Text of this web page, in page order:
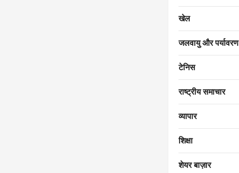
खेल
जलवायु और पर्यावरण
टेनिस
राष्ट्रीय समाचार
व्यापार
शिक्षा
शेयर बाज़ार